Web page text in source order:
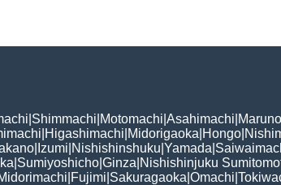
Shimmachi Motomachi Asahimachi
Higashimachi Midorigaoka Hongo
Izumi Nishishinshuku Yamada
Sumiyoshicho Ginza Nishishinjuku
Fujimi Sakuragaoka Omachi